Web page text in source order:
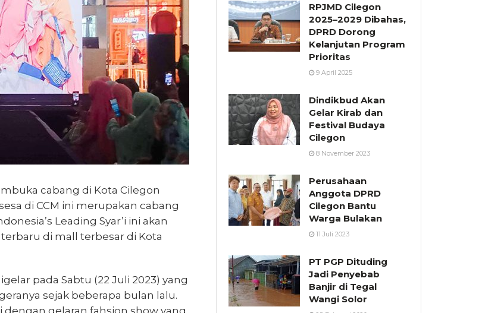
cabang di Kota Cilegon
di CCM ini merupakan cabang
Leading Syar’i ini akan
di mall terbesar di Kota
pada Sabtu (22 Juli 2023) yang
sejak beberapa bulan lalu.
RPJMD Cilegon
2025–2029 Dibahas,
DPRD Dorong
Kelanjutan Program
Prioritas
9 April 2025
Dindikbud Akan
Gelar Kirab dan
Festival Budaya
Cilegon
8 November 2023
Perusahaan
Anggota DPRD
Cilegon Bantu
Warga Bulakan
11 Juli 2023
PT PGP Dituding
Jadi Penyebab
Banjir di Tegal
Wangi Solor